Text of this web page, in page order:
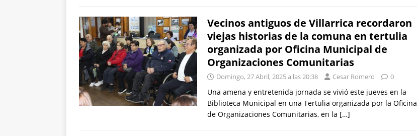
Vecinos antiguos de Villarrica recordaron
viejas historias de la comuna en tertulia
organizada por Oficina Municipal de
Organizaciones Comunitarias
Domingo, 27 Abril, 2025 a las 20:38 Cesar Romero 0
Una amena y entretenida jornada se vivió este jueves en la
Biblioteca Municipal en una Tertulia organizada por la Oficina
de Organizaciones Comunitarias, en la […]